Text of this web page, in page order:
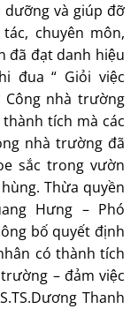
dưỡng và giúp đỡ
chuyên môn,
đã đạt danh hiệu
đua “ Giỏi việc
nhà trường
tích mà các
nhà trường đã
sắc trong vườn
Thừa quyền
Hưng – Phó
bố quyết định
có thành tích
– đảm việc
Thanh